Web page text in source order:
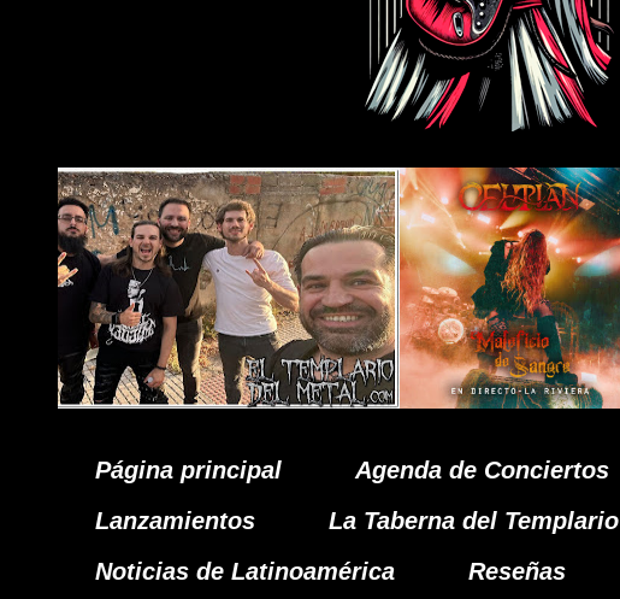
Página principal Agenda de Conciertos
Lanzamientos
La Taberna del Templario
Noticias de Latinoamérica
Reseñas